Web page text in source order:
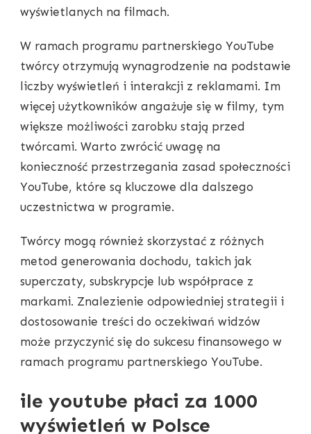
wyświetlanych na filmach.
W ramach programu partnerskiego YouTube
twórcy otrzymują wynagrodzenie na podstawie
liczby wyświetleń i interakcji z reklamami. Im
więcej użytkowników angażuje się w filmy, tym
większe możliwości zarobku stają przed
twórcami. Warto zwrócić uwagę na
konieczność przestrzegania zasad społeczności
YouTube, które są kluczowe dla dalszego
uczestnictwa w programie.
Twórcy mogą również skorzystać z różnych
metod generowania dochodu, takich jak
superczaty, subskrypcje lub współprace z
markami. Znalezienie odpowiedniej strategii i
dostosowanie treści do oczekiwań widzów
może przyczynić się do sukcesu finansowego w
ramach programu partnerskiego YouTube.
ile youtube płaci za 1000
wyświetleń w Polsce